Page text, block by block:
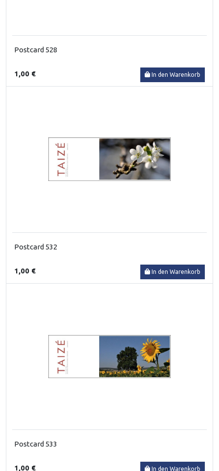
Postcard 528
1,00 € In den Warenkorb
Postcard 532
1,00 € In den Warenkorb
Postcard 533
1,00 € In den Warenkorb